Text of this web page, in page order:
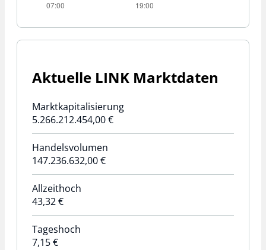
Aktuelle LINK Marktdaten
Marktkapitalisierung
5.266.212.454,00 €
Handelsvolumen
147.236.632,00 €
Allzeithoch
43,32 €
Tageshoch
7,15 €